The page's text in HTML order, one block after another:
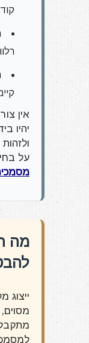
אין
יהיו
על
מה
ייצוג